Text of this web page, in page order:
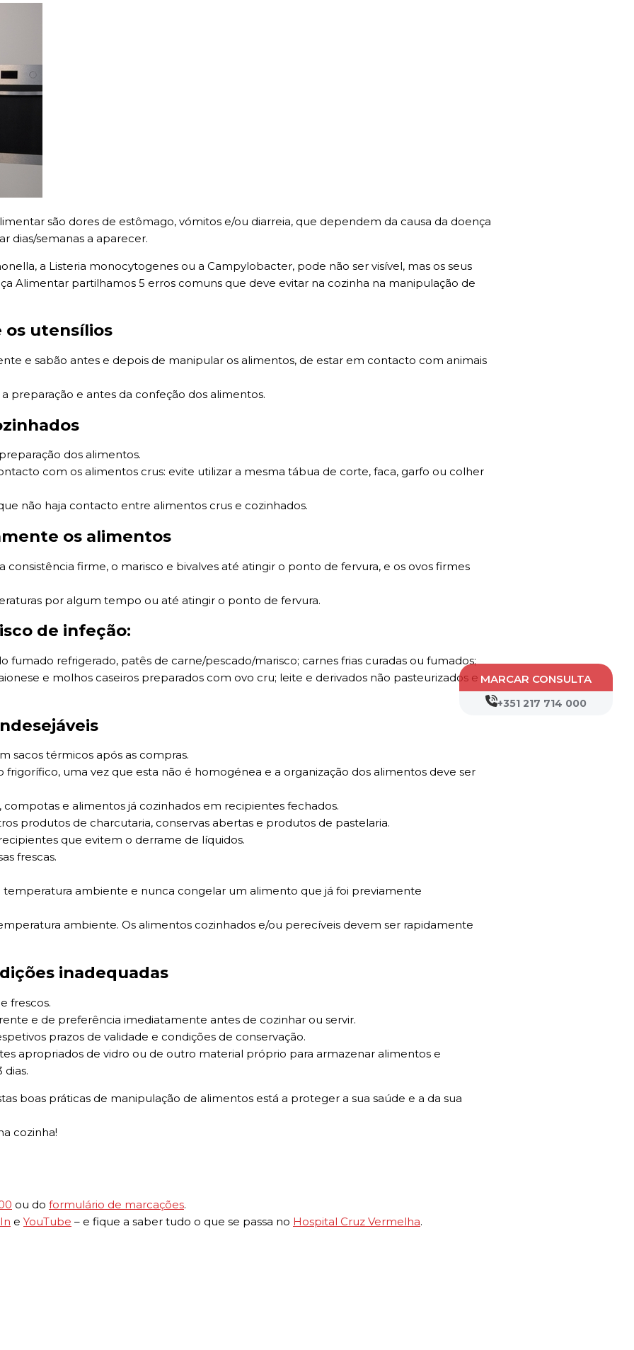
MARCAR CONSULTA
+351 217 714 000
são dores de estômago, vómitos e/ou diarreia, que dependem da causa da doença
dias/semanas a aparecer.
a Listeria monocytogenes ou a Campylobacter, pode não ser visível, mas os seus
Alimentar partilhamos 5 erros comuns que deve evitar na cozinha na manipulação de
os utensílios
e sabão antes e depois de manipular os alimentos, de estar em contacto com animais
preparação e antes da confeção dos alimentos.
dos alimentos.
com os alimentos crus: evite utilizar a mesma tábua de corte, faca, garfo ou colher
não haja contacto entre alimentos crus e cozinhados.
os alimentos
firme, o marisco e bivalves até atingir o ponto de fervura, e os ovos firmes
por algum tempo ou até atingir o ponto de fervura.
de infeção:
fumado refrigerado, patês de carne/pescado/marisco; carnes frias curadas ou fumados;
e molhos caseiros preparados com ovo cru; leite e derivados não pasteurizados e
sacos térmicos após as compras.
uma vez que esta não é homogénea e a organização dos alimentos deve ser
compotas e alimentos já cozinhados em recipientes fechados.
produtos de charcutaria, conservas abertas e produtos de pastelaria.
que evitem o derrame de líquidos.
frescas.
temperatura ambiente e nunca congelar um alimento que já foi previamente
ambiente. Os alimentos cozinhados e/ou perecíveis devem ser rapidamente
inadequadas
frescos.
e de preferência imediatamente antes de cozinhar ou servir.
prazos de validade e condições de conservação.
apropriados de vidro ou de outro material próprio para armazenar alimentos e
boas práticas de manipulação de alimentos está a proteger a sua saúde e a da sua
cozinha!
ou do formulário de marcações.
e YouTube – e fique a saber tudo o que se passa no Hospital Cruz Vermelha.